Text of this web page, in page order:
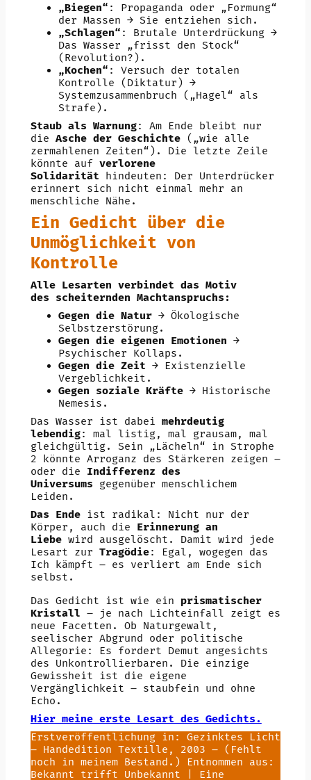
„Biegen“ : Propaganda oder „Formung“
der Massen → Sie entziehen sich.
„Schlagen“ : Brutale Unterdrückung →
Das Wasser „frisst den Stock“
(Revolution?).
„Kochen“ : Versuch der totalen
Kontrolle (Diktatur) →
Systemzusammenbruch („Hagel“ als
Strafe).
Staub als Warnung: Am Ende bleibt nur
die Asche der Geschichte(„wie alle
zermahlenen Zeiten“). Die letzte Zeile
könnte auf verlorene
Solidarität hindeuten: Der Unterdrücker
erinnert sich nicht einmal mehr an
menschliche Nähe.
Ein Gedicht über die
Unmöglichkeit von
Kontrolle
Alle Lesarten verbindet das Motiv
des scheiternden Machtanspruchs:
Gegen die Natur→ Ökologische
Selbstzerstörung.
Gegen die eigenen Emotionen →
Psychischer Kollaps.
Gegen die Zeit → Existenzielle
Vergeblichkeit.
Gegen soziale Kräfte→ Historische
Nemesis.
Das Wasser ist dabei mehrdeutig
lebendig: mal listig, mal grausam, mal
gleichgültig. Sein „Lächeln“ in Strophe
2 könnte Arroganz des Stärkeren zeigen –
oder die Indifferenz des
Universums gegenüber menschlichem
Leiden.
Das Endeist radikal: Nicht nur der
Körper, auch die Erinnerung an
Liebewird ausgelöscht. Damit wird jede
Lesart zur Tragödie: Egal, wogegen das
Ich kämpft – es verliert am Ende sich
selbst.
Das Gedicht ist wie ein prismatischer
Kristall – je nach Lichteinfall zeigt es
neue Facetten. Ob Naturgewalt,
seelischer Abgrund oder politische
Allegorie: Es fordert Demut angesichts
des Unkontrollierbaren. Die einzige
Gewissheit ist die eigene
Vergänglichkeit – staubfein und ohne
Echo.
Hier meine erste Lesart des Gedichts.
Erstveröffentlichung in: Gezinktes Licht
– Handedition Textille, 2003 – (Fehlt
noch in meinem Bestand.) Entnommen aus:
Bekannt trifft Unbekannt | Eine